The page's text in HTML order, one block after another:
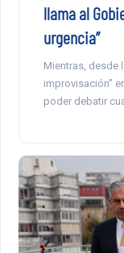
llama al
urgencia”
Mientras, desde
improvisación”
poder debatir